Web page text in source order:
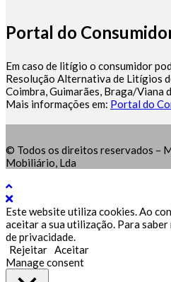
Portal do
Em caso de litígio o consumidor
Resolução Alternativa de Litígios
Coimbra, Guimarães, Braga/Viana
Mais informações em: Portal do
© Todos os direitos reservados –
Mobiliário, Lda
Este website utiliza cookies. Ao
aceitar a sua utilização. Para
de privacidade.
Rejeitar Aceitar
Manage consent